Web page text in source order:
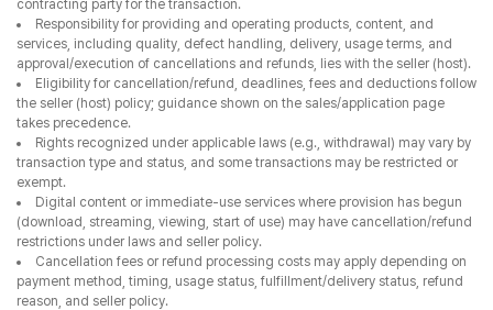
contracting party for the transaction.
Responsibility for providing and operating products, content, and
services, including quality, defect handling, delivery, usage terms, and
approval/execution of cancellations and refunds, lies with the seller (host).
Eligibility for cancellation/refund, deadlines, fees and deductions follow
the seller (host) policy; guidance shown on the sales/application page
takes precedence.
Rights recognized under applicable laws (e.g., withdrawal) may vary by
transaction type and status, and some transactions may be restricted or
exempt.
Digital content or immediate-use services where provision has begun
(download, streaming, viewing, start of use) may have cancellation/refund
restrictions under laws and seller policy.
Cancellation fees or refund processing costs may apply depending on
payment method, timing, usage status, fulfillment/delivery status, refund
reason, and seller policy.